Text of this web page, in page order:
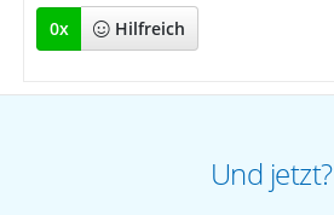
0x Hilfreich
Und jetzt?